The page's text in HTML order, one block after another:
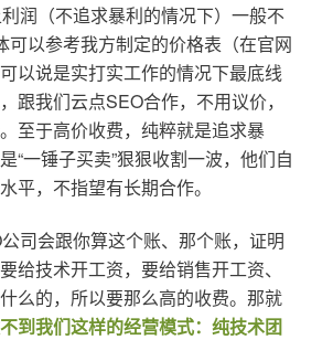
润（不追求暴利的情况下）一般不
可以参考我方制定的价格表（在官网
以说是实打实工作的情况下最底线
跟我们云点SEO合作，不用议价，
至于高价收费，纯粹就是追求暴
“一锤子买卖”狠狠收割一波，他们自
平，不指望有长期合作。
司会跟你算这个账、那个账，证明
给技术开工资，要给销售开工资、
么的，所以要那么高的收费。那就
到我们这样的经营模式：纯技术团